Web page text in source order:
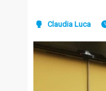
Claudia Luca